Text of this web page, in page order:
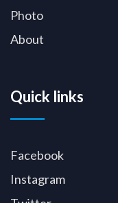
Photo
About
Quick links
Facebook
Instagram